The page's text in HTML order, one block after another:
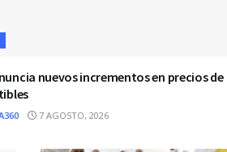
nuevos incrementos en precios de
7 AGOSTO, 2026